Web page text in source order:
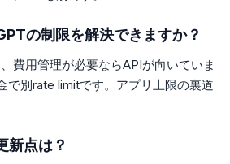
の制限を解決できますか？
費用管理が必要ならAPIが向いていま
で別rate limitです。アプリ上限の裏道
新点は？